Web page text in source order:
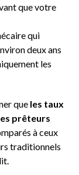
que votre
qui
deux ans
les
que les taux
prêteurs
à ceux
traditionnels